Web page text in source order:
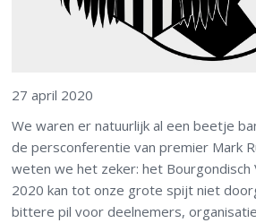
27 april 2020
We waren er natuurlijk al een beetje
de persconferentie van premier Mark
weten we het zeker: het Bourgondisch
2020 kan tot onze grote spijt niet
bittere pil voor deelnemers,